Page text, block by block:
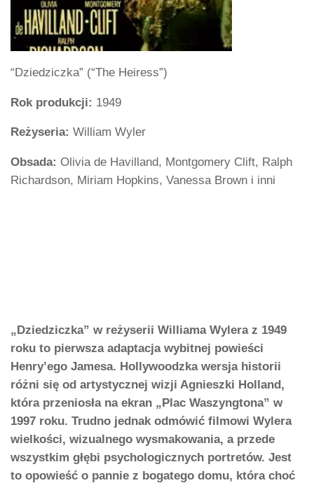
“Dziedziczka” (“The Heiress”)
Rok produkcji: 1949
Reżyseria: William Wyler
Obsada: Olivia de Havilland, Montgomery Clift, Ralph
Richardson, Miriam Hopkins, Vanessa Brown i inni
„Dziedziczka” w reżyserii Williama Wylera z 1949
roku to pierwsza adaptacja wybitnej powieści
Henry’ego Jamesa. Hollywoodzka wersja historii
różni się od artystycznej wizji Agnieszki Holland,
która przeniosła na ekran „Plac Waszyngtona” w
1997 roku. Trudno jednak odmówić filmowi Wylera
wielkości, wizualnego wysmakowania, a przede
wszystkim głębi psychologicznych portretów. Jest
to opowieść o pannie z bogatego domu, która choć